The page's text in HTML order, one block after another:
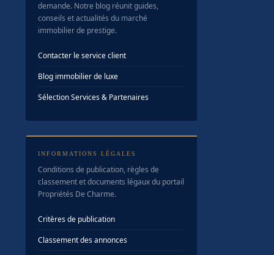
demande. Notre blog réunit guides,
conseils et actualités du marché
immobilier de prestige.
Contacter le service client
Blog immobilier de luxe
Sélection Services & Partenaires
INFORMATIONS LÉGALES
Conditions de publication, règles de
classement et documents légaux du portail
Propriétés De Charme.
Critères de publication
Classement des annonces